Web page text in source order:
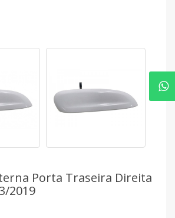
Porta Traseira Direita
2019